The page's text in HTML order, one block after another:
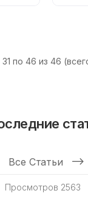
по 46 из 46
Все Статьи
Просмотров 2563